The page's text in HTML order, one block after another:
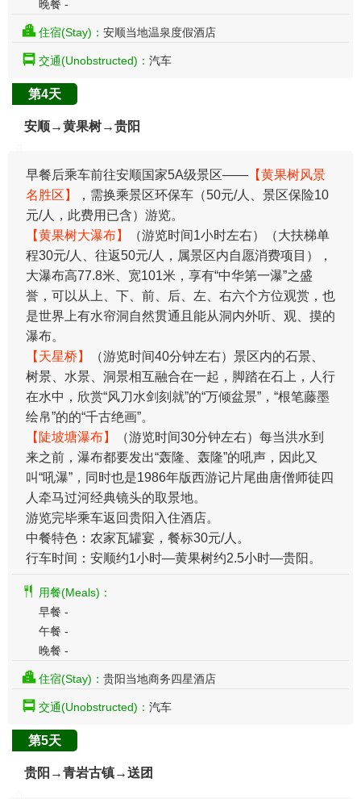
晚餐 -
住宿(Stay)： 安顺当地温泉度假酒店
交通(Unobstructed)： 汽车
第4天
安顺→黄果树→贵阳
​早餐后乘车前往安顺国家5A级景区—— 【黄果树风景
名胜区】
，需换乘景区环保车（50元/人、景区保险10
元/人，此费用已含）游览。
【黄果树大瀑布】
（游览时间1小时左右）（大扶梯单
程30元/人、往返50元/人，属景区内自愿消费项目），
大瀑布高77.8米、宽101米，享有“中华第一瀑”之盛
誉，可以从上、下、前、后、左、右六个方位观赏，也
是世界上有水帘洞自然贯通且能从洞内外听、观、摸的
瀑布。
【天星桥】
（游览时间40分钟左右）景区内的石景、
树景、水景、洞景相互融合在一起，脚踏在石上，人行
在水中，欣赏“风刀水剑刻就”的“万倾盆景”，“根笔藤墨
绘帛”的的“千古绝画”。
【陡坡塘瀑布】
（游览时间30分钟左右）每当洪水到
来之前，瀑布都要发出“轰隆、轰隆”的吼声，因此又
叫“吼瀑”，同时也是1986年版西游记片尾曲唐僧师徒四
人牵马过河经典镜头的取景地。
游览完毕乘车返回贵阳入住酒店。
中餐特色：农家瓦罐宴，餐标30元/人。
行车时间：安顺约1小时—黄果树约2.5小时—贵阳。
用餐(Meals)：
早餐 -
午餐 -
晚餐 -
住宿(Stay)： 贵阳当地商务四星酒店
交通(Unobstructed)： 汽车
第5天
贵阳→青岩古镇→送团